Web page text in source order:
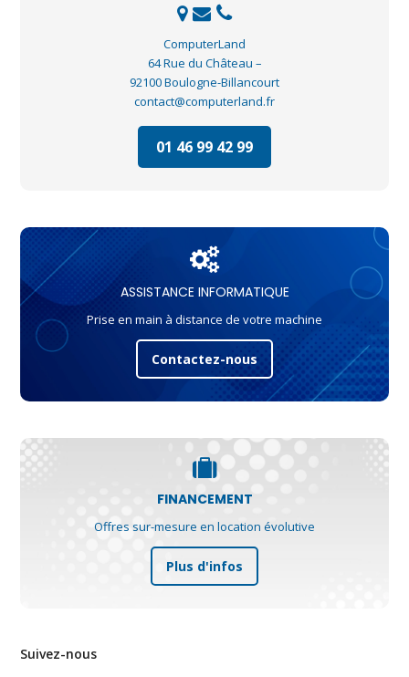
ComputerLand
64 Rue du Château –
92100 Boulogne-Billancourt
contact@computerland.fr
01 46 99 42 99
ASSISTANCE INFORMATIQUE
Prise en main à distance de votre machine
Contactez-nous
FINANCEMENT
Offres sur-mesure en location évolutive
Plus d'infos
Suivez-nous